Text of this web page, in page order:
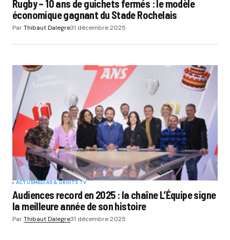
Rugby – 10 ans de guichets fermés : le modèle
économique gagnant du Stade Rochelais
ParThibaut Dalegre31 décembre 2025
ACTUSMÉDIAS & DROITS TV
Audiences record en 2025 : la chaîne L’Équipe signe
la meilleure année de son histoire
ParThibaut Dalegre31 décembre 2025